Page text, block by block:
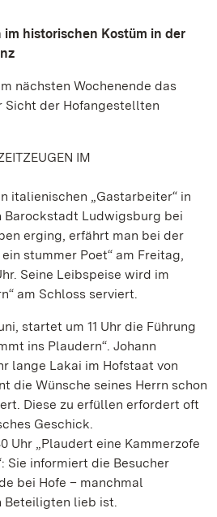
im historischen Kostüm in der
nächsten Wochenende das
Sicht der Hofangestellten
IM
italienischen „Gastarbeiter“ in
Ludwigsburg bei
erging, erfährt man bei der
stummer Poet“ am Freitag,
Seine Leibspeise wird im
am Schloss serviert.
startet um 11 Uhr die Führung
ins Plaudern“. Johann
lange Lakai im Hofstaat von
die Wünsche seines Herrn schon
Diese zu erfüllen erfordert oft
Geschick.
Uhr „Plaudert eine Kammerzofe
Sie informiert die Besucher
bei Hofe – manchmal
Beteiligten lieb ist.